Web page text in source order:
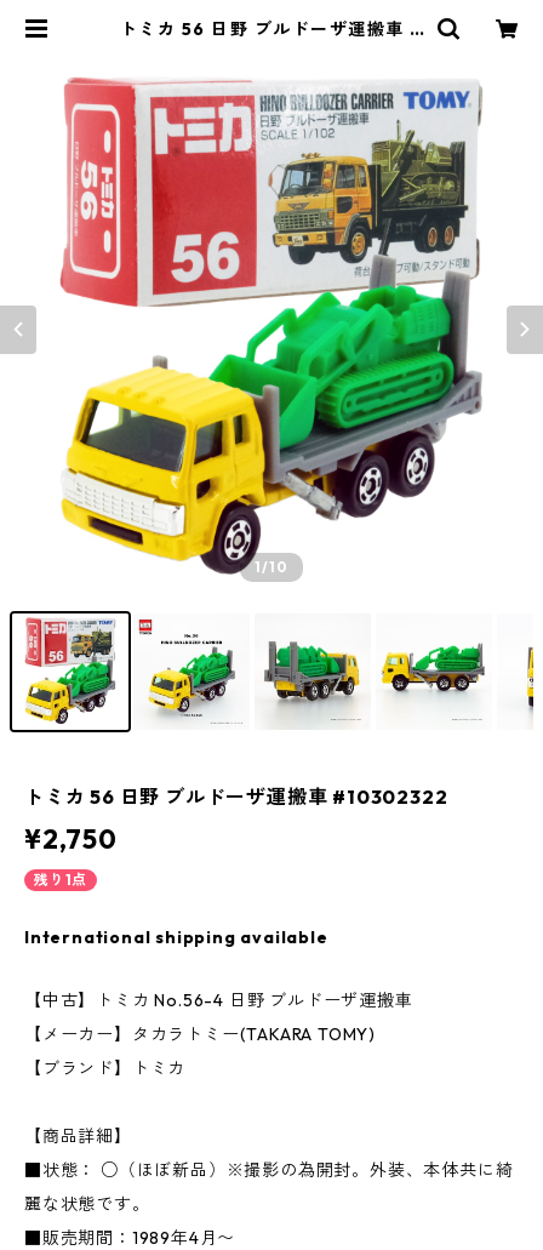
トミカ 56 日野 ブルドーザ運搬車 #
1/10
トミカ 56 日野 ブルドーザ運搬車 #10302322
¥2,750
残り1点
International shipping available
【中古】トミカ No.56-4 日野 ブルドーザ運搬車
【メーカー】タカラトミー(TAKARA TOMY)
【ブランド】トミカ
【商品詳細】
■状態： ○（ほぼ新品）※撮影の為開封。外装、本体共に綺
麗な状態です。
■販売期間：1989年4月〜